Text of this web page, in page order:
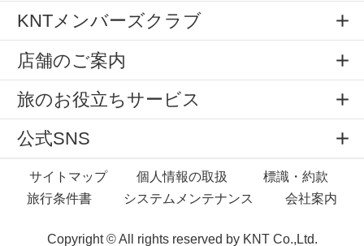
KNTメンバーズクラブ
店舗のご案内
旅のお役立ちサービス
公式SNS
サイトマップ 個人情報の取扱
標識・約款
旅行条件書
システムメンテナンス 会社案内
Copyright © All rights reserved by KNT Co.,Ltd.